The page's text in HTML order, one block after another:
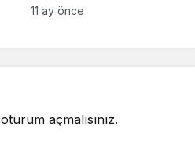
11 ay önce
oturum açmalısınız.